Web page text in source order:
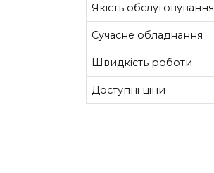
Якість обслуговування
Сучасне обладнання
Швидкість роботи
Доступні ціни